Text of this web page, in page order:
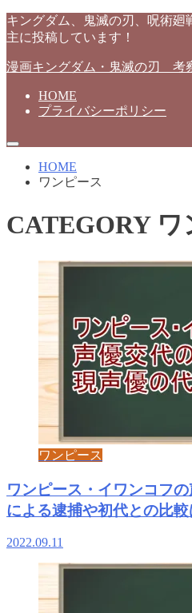
キングダム、鬼滅の刃、呪術廻
主に投稿しています！
漫画キングダム・鬼滅の刃 考
HOME
プライバシーポリシー
HOME
ワンピース
CATEGORYワ
ワンピース
ワンピース・イワンコフ
による逮捕や初代との比較
2022.09.11